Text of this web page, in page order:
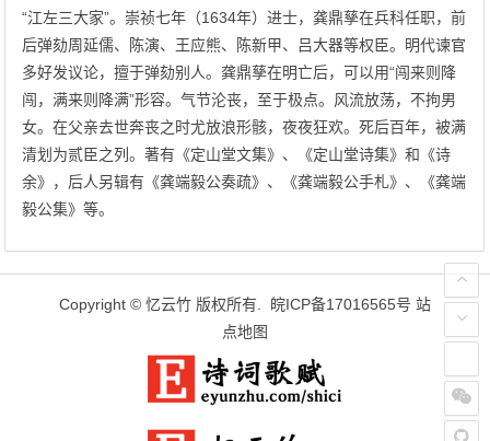
“江左三大家”。崇祯七年（1634年）进士，龚鼎孳在兵科任职，前
后弹劾周延儒、陈演、王应熊、陈新甲、吕大器等权臣。明代谏官
多好发议论，擅于弹劾别人。龚鼎孳在明亡后，可以用“闯来则降
闯，满来则降满”形容。气节沦丧，至于极点。风流放荡，不拘男
女。在父亲去世奔丧之时尤放浪形骸，夜夜狂欢。死后百年，被满
清划为贰臣之列。著有《定山堂文集》、《定山堂诗集》和《诗
余》，后人另辑有《龚端毅公奏疏》、《龚端毅公手札》、《龚端
毅公集》等。
Copyright © 忆云竹 版权所有. 皖ICP备17016565号 站
点地图